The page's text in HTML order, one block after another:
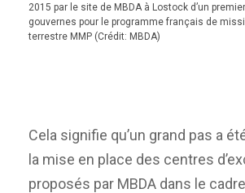
2015 par le site de MBDA à Lostock d’un
gouvernes pour le programme français de
terrestre MMP (Crédit: MBDA)
Cela signifie qu’un grand pas a
la mise en place des centres
proposés par MBDA dans le